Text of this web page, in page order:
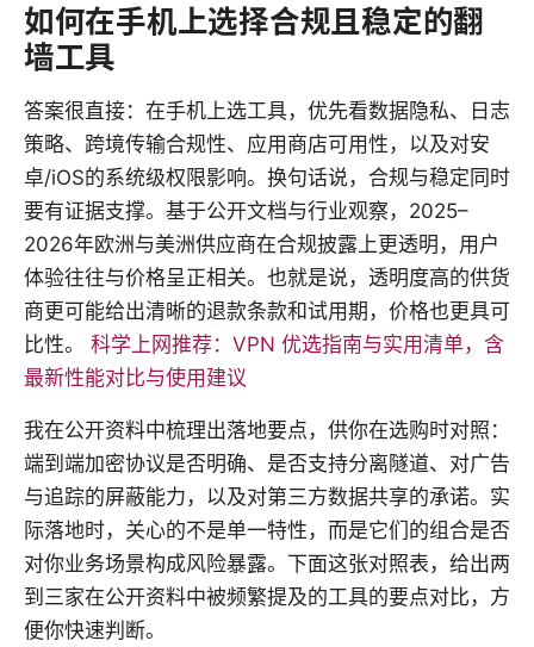
如何在手机上选择合规且稳定的翻
墙工具
答案很直接：在手机上选工具，优先看数据隐私、日志
策略、跨境传输合规性、应用商店可用性，以及对安
卓/iOS的系统级权限影响。换句话说，合规与稳定同时
要有证据支撑。基于公开文档与行业观察，2025–
2026年欧洲与美洲供应商在合规披露上更透明，用户
体验往往与价格呈正相关。也就是说，透明度高的供货
商更可能给出清晰的退款条款和试用期，价格也更具可
比性。 科学上网推荐：VPN 优选指南与实用清单，含
最新性能对比与使用建议
我在公开资料中梳理出落地要点，供你在选购时对照：
端到端加密协议是否明确、是否支持分离隧道、对广告
与追踪的屏蔽能力，以及对第三方数据共享的承诺。实
际落地时，关心的不是单一特性，而是它们的组合是否
对你业务场景构成风险暴露。下面这张对照表，给出两
到三家在公开资料中被频繁提及的工具的要点对比，方
便你快速判断。